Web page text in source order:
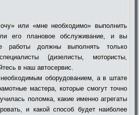
или «мне необходимо» выполнить
его плановое обслуживание, и вы
работы должны выполнять только
(дизелисты, мотористы,
в наш автосервис.
оборудованием, а в штате
мастера, которые смогут точно
поломка, какие именно агрегаты
и какой способ будет наиболее